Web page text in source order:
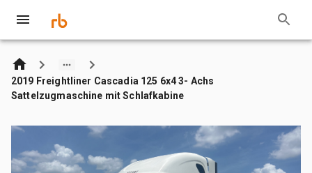
2019 Freightliner Cascadia 125 6x4 3- Achs
Sattelzugmaschine mit Schlafkabine